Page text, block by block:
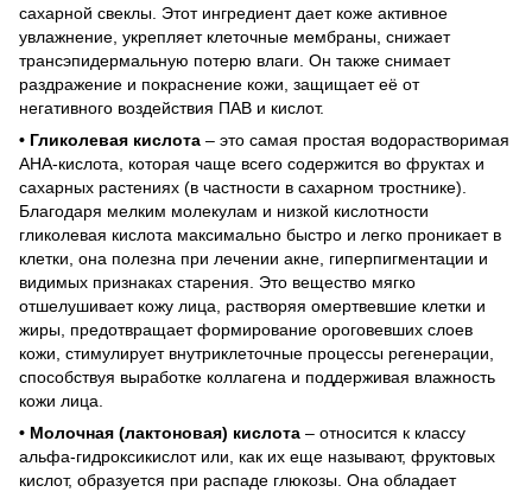
сахарной свеклы. Этот ингредиент дает коже активное
увлажнение, укрепляет клеточные мембраны, снижает
трансэпидермальную потерю влаги. Он также снимает
раздражение и покраснение кожи, защищает её от
негативного воздействия ПАВ и кислот.
• Гликолевая кислота – это самая простая водорастворимая
AHA-кислота, которая чаще всего содержится во фруктах и
сахарных растениях (в частности в сахарном тростнике).
Благодаря мелким молекулам и низкой кислотности
гликолевая кислота максимально быстро и легко проникает в
клетки, она полезна при лечении акне, гиперпигментации и
видимых признаках старения. Это вещество мягко
отшелушивает кожу лица, растворяя омертвевшие клетки и
жиры, предотвращает формирование ороговевших слоев
кожи, стимулирует внутриклеточные процессы регенерации,
способствуя выработке коллагена и поддерживая влажность
кожи лица.
• Молочная (лактоновая) кислота – относится к классу
альфа-гидроксикислот или, как их еще называют, фруктовых
кислот, образуется при распаде глюкозы. Она обладает